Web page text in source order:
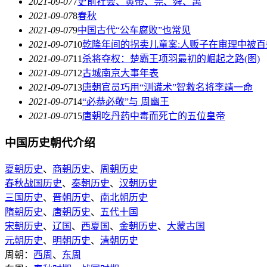
2021-09-078春秋
2021-09-079中国古代“公车腐败”也常见
2021-09-0710乾隆年间的拐卖儿童案:人贩子在审理中被
2021-09-0711 杀将夺权：楚霸王项羽最初的崛起之路(图)
2021-09-0712古城南京大事年表
2021-09-0713唐朝官员巧用“测谎术”智救名将李靖一命
2021-09-0714“必恭必敬”与 周幽王
2021-09-0715唐朝吃丹药中毒而死亡的五位皇帝
中国历史朝代介绍
夏朝历史、 商朝历史、 周朝历史
春秋战国历史、 秦朝历史、 汉朝历史
三国历史、 晋朝历史、 南北朝历史
隋朝历史、 唐朝历史、
五代十国
宋朝历史、 辽国 、 西夏国 、 金朝历史、 大蒙古国
元朝历史、 明朝历史、 清朝历史
周朝： 西周 、 东周